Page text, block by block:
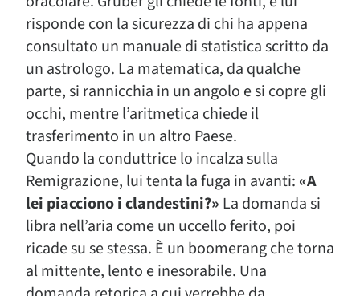
risponde con la sicurezza di chi ha appena
consultato un manuale di statistica scritto da
un astrologo. La matematica, da qualche
parte, si rannicchia in un angolo e si copre gli
occhi, mentre l’aritmetica chiede il
trasferimento in un altro Paese.
Quando la conduttrice lo incalza sulla
Remigrazione, lui tenta la fuga in avanti: «A
lei piacciono i clandestini?» La domanda si
libra nell’aria come un uccello ferito, poi
ricade su se stessa. È un boomerang che torna
al mittente, lento e inesorabile. Una